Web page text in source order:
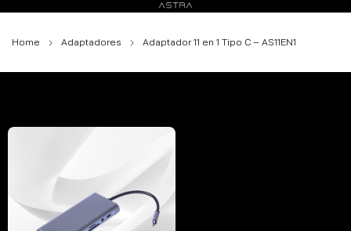
Home Adaptadores Adaptador 11 en 1 Tipo C – AS11EN1